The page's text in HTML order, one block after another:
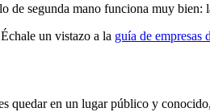
segunda mano funciona muy bien:
un vistazo a la guía de empresas
quedar en un lugar público y